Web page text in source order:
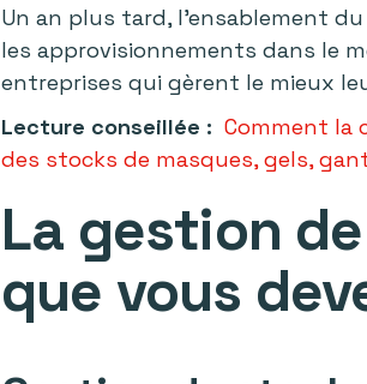
Un an plus tard, l’ensablement
les approvisionnements dans le
entreprises qui gèrent le mieux
Lecture conseillée : Comment la
des stocks de masques, gels,
La gestion
que vous